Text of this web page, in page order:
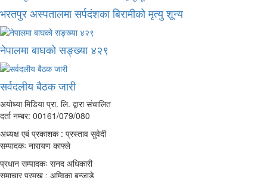
भरतपुर अस्पतालमा सर्पदंशका बिरामीको मृत्यु शून्य
नेपालमा बाघको सङ्ख्या ४२९
सर्वदलीय बैठक जारी
अयोध्या मिडिया प्रा. लि. द्वारा संचालित
दर्ता नम्बर: 00161/079/080
अध्यक्ष एबं प्रकाशक : प्रस्ताव सुवेदी
सम्पादकः नारायण काफ्ले
प्रधान सम्पादकः सनद अधिकारी
समाचार प्रमुख : अम्विका बन्जाडे